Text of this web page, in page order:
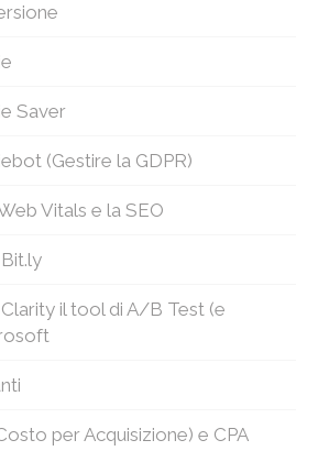
Saver
(Gestire la GDPR)
Vitals e la SEO
Clarity il tool di A/B Test (e
per Acquisizione) e CPA